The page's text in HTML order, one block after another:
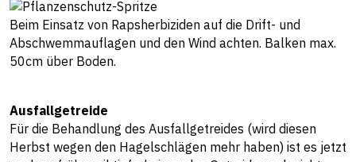
Beim Einsatz von Rapsherbiziden auf die Drift- und
Abschwemmauflagen und den Wind achten. Balken max.
50cm über Boden.
Ausfallgetreide
Für die Behandlung des Ausfallgetreides (wird diesen
Herbst wegen den Hagelschlägen mehr haben) ist es jetzt